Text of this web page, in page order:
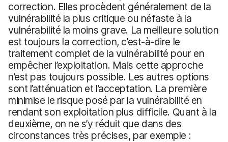
correction. Elles procèdent généralement de la
vulnérabilité la plus critique ou néfaste à la
vulnérabilité la moins grave. La meilleure solution
est toujours la correction, c’est-à-dire le
traitement complet de la vulnérabilité pour en
empêcher l’exploitation. Mais cette approche
n’est pas toujours possible. Les autres options
sont l’atténuation et l’acceptation. La première
minimise le risque posé par la vulnérabilité en
rendant son exploitation plus difficile. Quant à la
deuxième, on ne s’y réduit que dans des
circonstances très précises, par exemple :